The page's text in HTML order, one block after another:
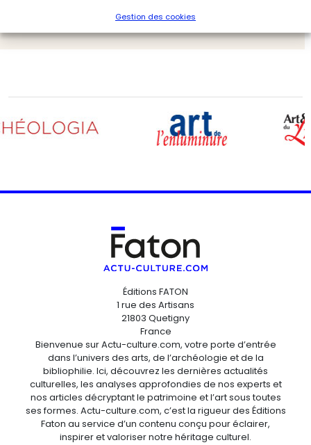
Gestion des cookies
Éditions FATON
1 rue des Artisans
21803 Quetigny
France
Bienvenue sur Actu-culture.com, votre porte d’entrée
dans l’univers des arts, de l’archéologie et de la
bibliophilie. Ici, découvrez les dernières actualités
culturelles, les analyses approfondies de nos experts et
nos articles décryptant le patrimoine et l’art sous toutes
ses formes. Actu-culture.com, c’est la rigueur des Éditions
Faton au service d’un contenu conçu pour éclairer,
inspirer et valoriser notre héritage culturel.